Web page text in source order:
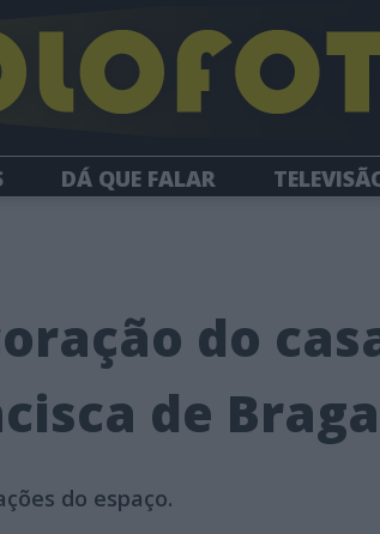
DÁ QUE FALAR
do
de
do espaço.